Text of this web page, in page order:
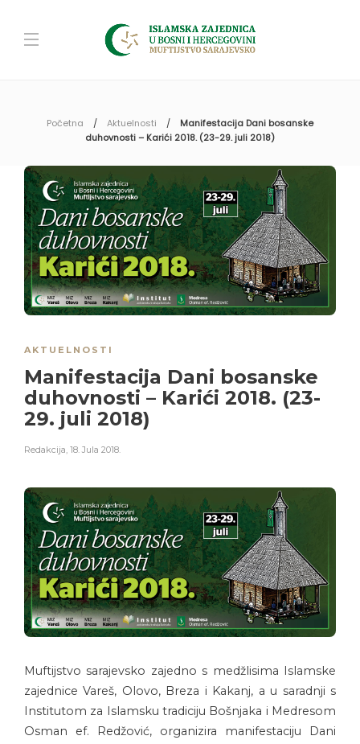
Početna Aktuelnosti
Manifestacija Dani bosanske
duhovnosti – Karići 2018. (23-29. juli 2018)
AKTUELNOSTI
Manifestacija Dani bosanske
duhovnosti – Karići 2018. (23-
29. juli 2018)
Redakcija, 18. Jula 2018.
Muftijstvo sarajevsko zajedno s medžlisima Islamske
zajednice Vareš, Olovo, Breza i Kakanj, a u saradnji s
Institutom za Islamsku tradiciju Bošnjaka i Medresom
Osman ef. Redžović, organizira manifestaciju Dani